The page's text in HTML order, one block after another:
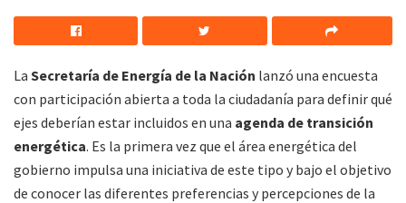
La Secretaría de Energía de la Nación lanzó una encuesta
con participación abierta a toda la ciudadanía para definir qué
ejes deberían estar incluidos en una agenda de transición
energética. Es la primera vez que el área energética del
gobierno impulsa una iniciativa de este tipo y bajo el objetivo
de conocer las diferentes preferencias y percepciones de la